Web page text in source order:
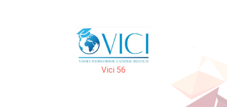
Vici 56